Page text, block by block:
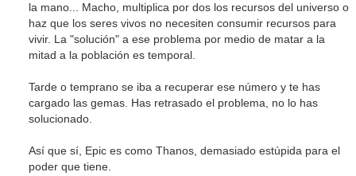
la mano... Macho, multiplica por dos los recursos del universo o
haz que los seres vivos no necesiten consumir recursos para
vivir. La "solución" a ese problema por medio de matar a la
mitad a la población es temporal.
Tarde o temprano se iba a recuperar ese número y te has
cargado las gemas. Has retrasado el problema, no lo has
solucionado.
Así que sí, Epic es como Thanos, demasiado estúpida para el
poder que tiene.